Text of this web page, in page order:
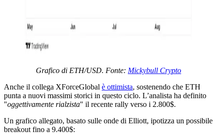
Grafico di ETH/USD. Fonte: Mickybull Crypto
Anche il collega XForceGlobal è ottimista, sostenendo che ETH
punta a nuovi massimi storici in questo ciclo. L’analista ha definito
"oggettivamente rialzista" il recente rally verso i 2.800$.
Un grafico allegato, basato sulle onde di Elliott, ipotizza un possibile
breakout fino a 9.400$: